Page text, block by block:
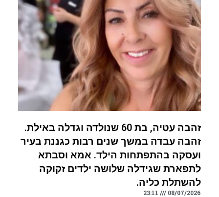
זהבה עטיה, בת 60 שנולדה וגדלה באילת.
זהבה עבדה במשך שנים רבות כגננת בעיר
ועסקה בהתפתחות הילד. אמא וסבתא
לתפארת שגידלה שלושה ילדים זקוקה
להשתלת כליה.
08/07/2026